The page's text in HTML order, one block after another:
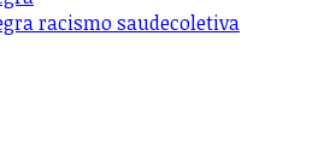
racismo saudecoletiva